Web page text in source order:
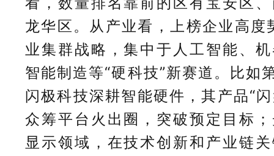
龙华区。从产业看，上榜企业高
业集群战略，集中于人工智能、
智能制造等“硬科技”新赛道。比如
闪极科技深耕智能硬件，其产品“
众筹平台火出圈，突破预定目标
显示领域，在技术创新和产业链